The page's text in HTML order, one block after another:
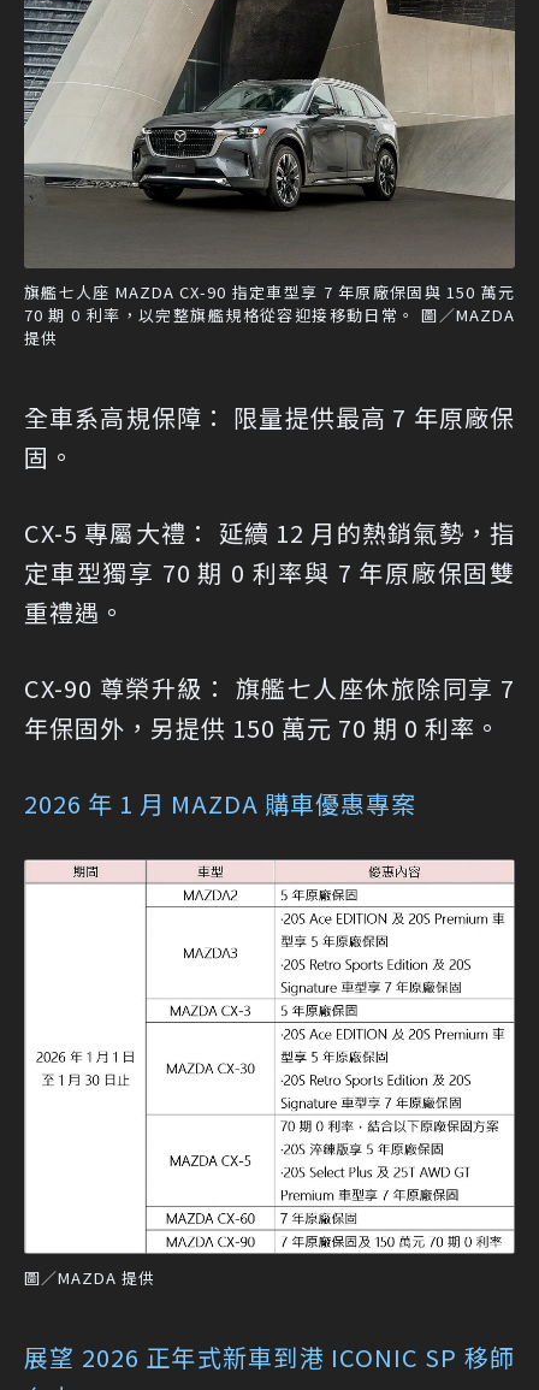
旗艦七人座 MAZDA CX-90 指定車型享 7 年原廠保固與 150 萬元
70 期 0 利率，以完整旗艦規格從容迎接移動日常。 圖／MAZDA
提供
全車系高規保障： 限量提供最高 7 年原廠保
固。
CX-5 專屬大禮： 延續 12 月的熱銷氣勢，指
定車型獨享 70 期 0 利率與 7 年原廠保固雙
重禮遇。
CX-90 尊榮升級： 旗艦七人座休旅除同享 7
年保固外，另提供 150 萬元 70 期 0 利率。
2026 年 1 月 MAZDA 購車優惠專案
圖／MAZDA 提供
展望 2026 正年式新車到港 ICONIC SP 移師